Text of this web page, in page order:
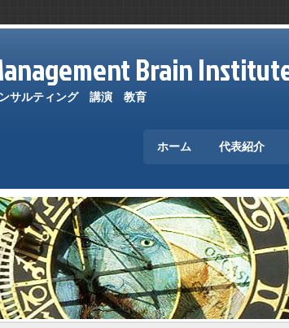
Brain
サルティング 講演 教育
ホーム 代表紹介